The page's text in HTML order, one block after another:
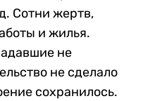
Сотни жертв,
и жилья.
не
не сделало
сохранилось.